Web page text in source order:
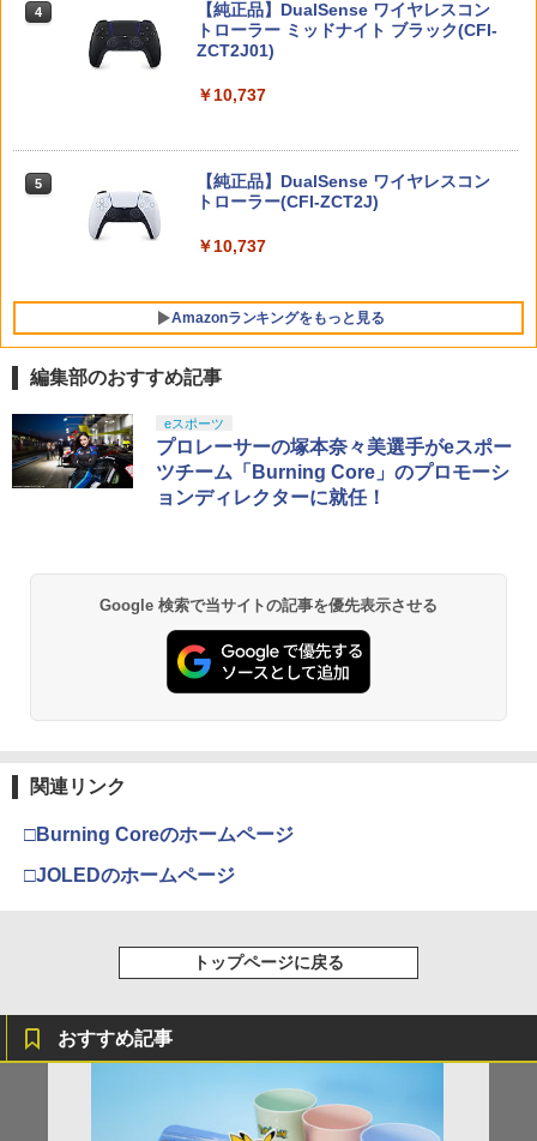
【Switch2】STEINS;GATE RE:BOOT
（シュタインズゲート リブート） 通常
版 [BEE-P-AB55A NSW2 シュタインズ
龍の国 ルーンファクトリー Nintendo S
￥3,220
グルの竜と時をぬすむ少女 レベルファイ
ブ(20250522)
●【中古】 クレールオブスキュール：エ
クスペディション33 PS5 【CERO Z(18
才以上対象)】
[Switch] Nintendo Switch Online + 追
加パック個人プラン12か月（365日間）
イントまでご利用可
ズVOL.1 Lite [イーグレットツー ミニ用
￥6,580
守 summer wars BD USA正規品 海外版
日本語 英語 他言語 Summer Wars
リーズ ブルーレイ 全話 Steins Gate : T
he Complete Series STEINS;GATE シ
全話 廉価版 日本語 英語 正規品 シュタイ
￥5,500
4
ニンテンドープリペイド番号 9000円|オ
ンラインコード版
ンラインコード版
4
【純正品】DualSense ワイヤレスコン
トローラー ミッドナイト ブラック(CFI-
ZCT2J01)
￥10,737
5
【純正品】DualSense ワイヤレスコン
トローラー(CFI-ZCT2J)
￥10,737
Amazonランキングをもっと見る
【純正品】Xbox ワイヤレス コントロー
ラー + USB-C® ケーブル
￥8,300
2
【純正品】Xbox ワイヤレス コントロー
ラー (ロボット ホワイト)
￥7,681
【純正品】Xbox ワイヤレス コントロー
4
【純正品】Xbox 充電式バッテリー + US
￥2,618
5
マスター TH8S シフター - PC、PS4、P
S5、PS5 Pro、Xbox One、Xbox Serie
s X|S 対応の高精度 H パターン シフター
劇場版「鬼滅の刃」無限城編 第一章 猗
窩座再来 通常版 [Blu-ray]
￥3,982
劇場版「鬼滅の刃」無限城編 第一章 猗
窩座再来 通常版 [DVD]
￥3,523
(オリジナル特典:オリジナル巾着＋メー
カー特典:【坤と離】二振りの剣、十翼よ
り来たる！スタジオ描き下ろしイラスト
ボード付) [Blu-ray]
4
劇場版「鬼滅の刃」無限城編 第一章 猗
編集部のおすすめ記事
eスポーツ
プロレーサーの塚本奈々美選手がeスポー
ツチーム「Burning Core」のプロモーシ
ョンディレクターに就任！
Google 検索で当サイトの記事を優先表示させる
関連リンク
□Burning Coreのホームページ
□JOLEDのホームページ
トップページに戻る
おすすめ記事